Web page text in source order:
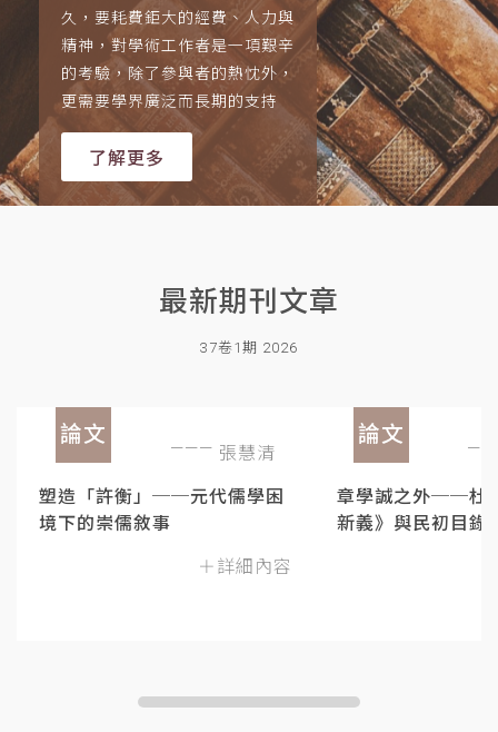
久，要耗費鉅大的經費、人力與
精神，對學術工作者是一項艱辛
的考驗，除了參與者的熱忱外，
更需要學界廣泛而長期的支持
了解更多
最新期刊文章
37卷1期 2026
論文
張慧清
塑造「許衡」──元代儒學困
境下的崇儒敘事
＋詳細內容
論文
章學誠之外──杜
新義》與民初目錄